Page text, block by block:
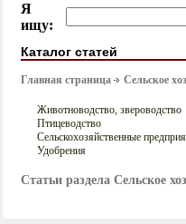
Я
ищу:
Каталог статей
Главная страница Сельское
Животноводство, звероводство
Птицеводство
Сельскохозяйственные
Удобрения
Статьи раздела Сельское